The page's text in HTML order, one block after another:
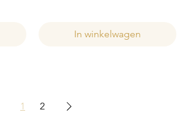
In winkelwagen
1 2